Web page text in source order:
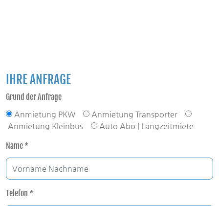
IHRE ANFRAGE
Grund der Anfrage
Anmietung PKW
Anmietung Transporter
Anmietung Kleinbus
Auto Abo | Langzeitmiete
Name *
Telefon *